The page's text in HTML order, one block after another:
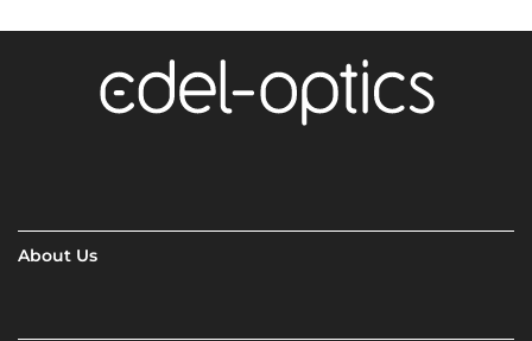
About Us